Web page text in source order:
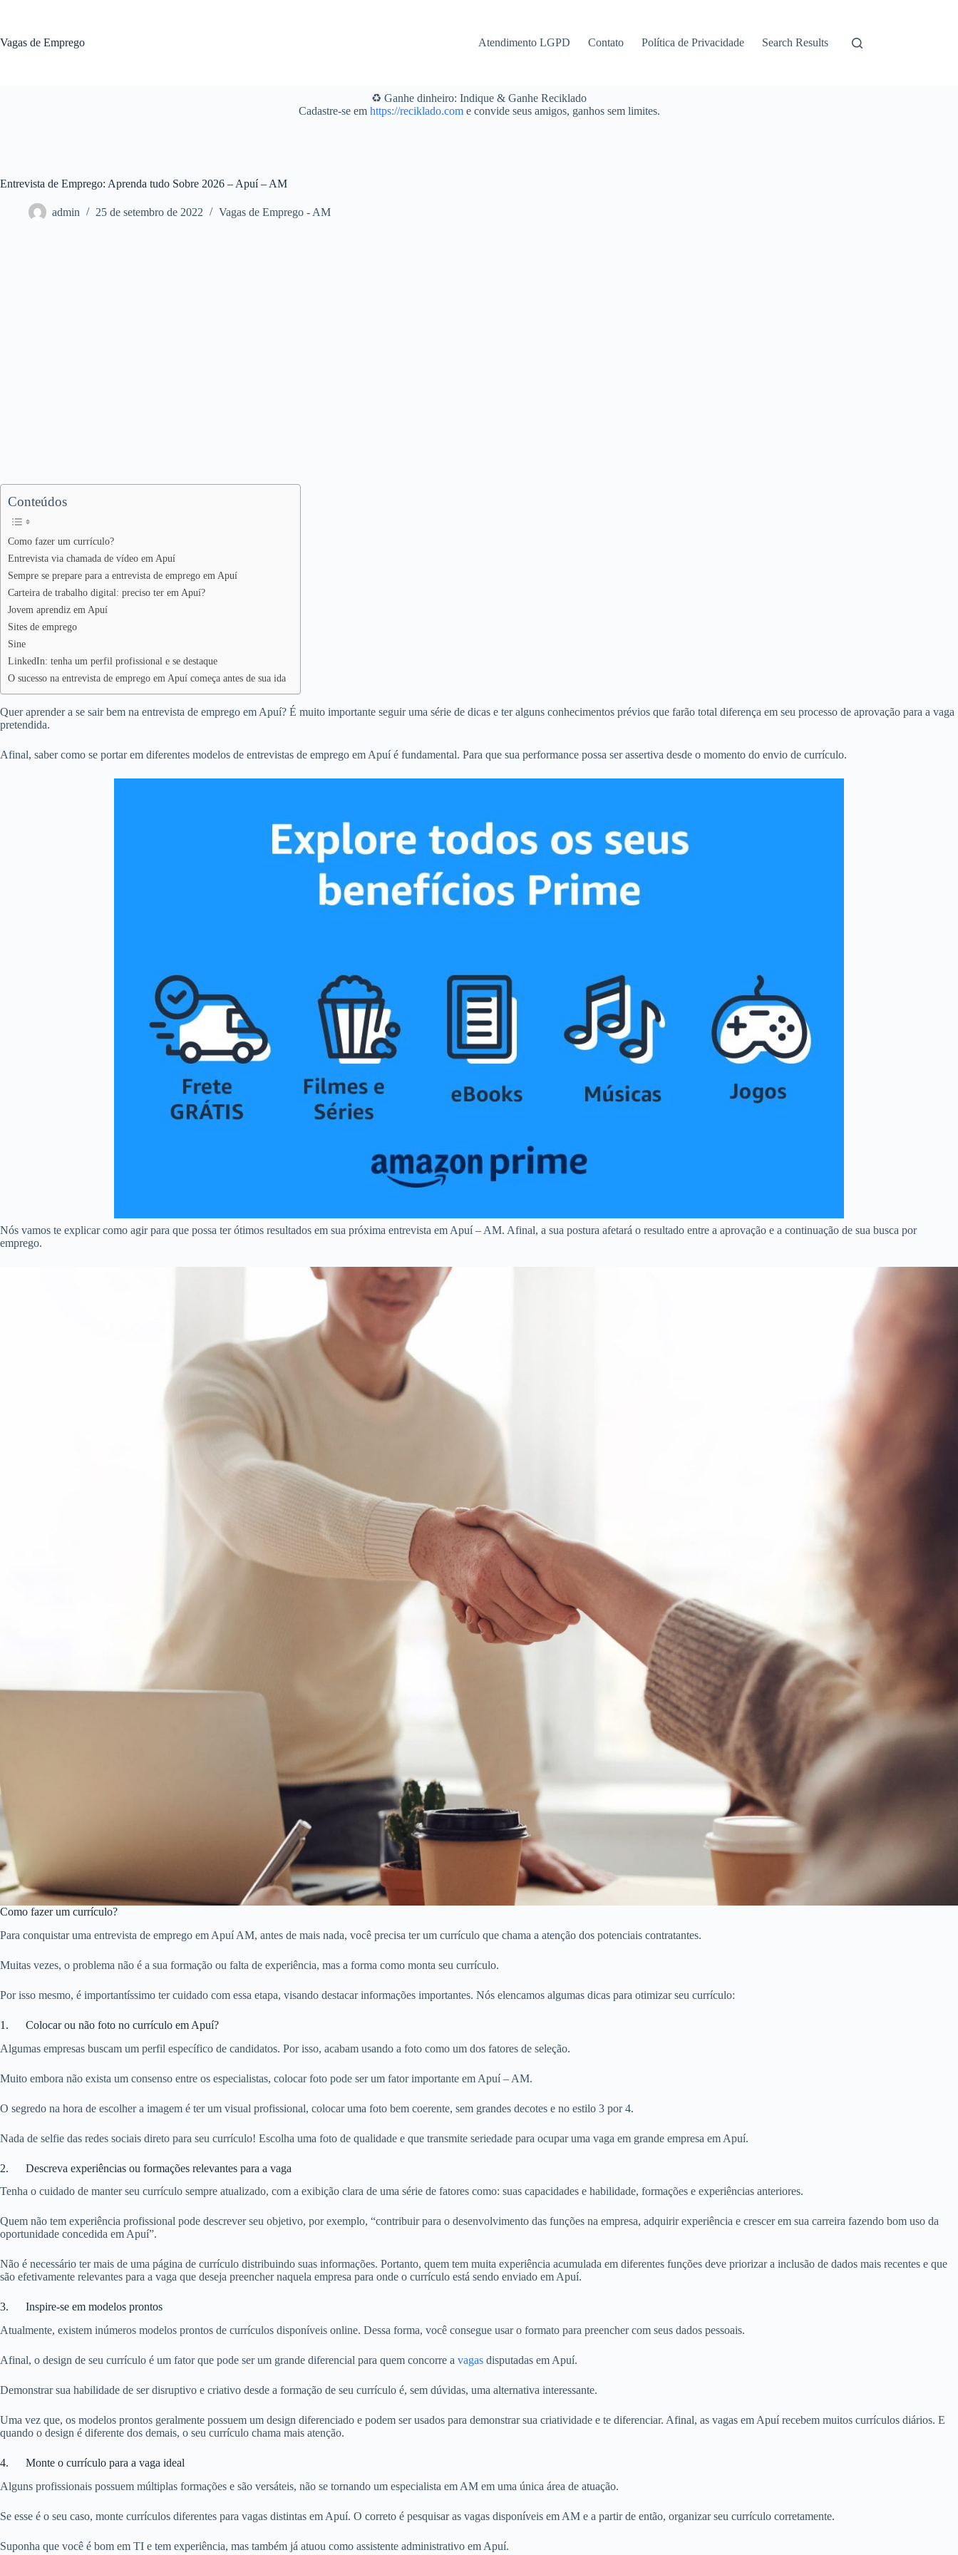
conteúdo
Vagas de Emprego Atendimento LGPD Contato Política de Privacidade Search Results
♻️ Ganhe dinheiro: Indique & Ganhe Reciklado
Cadastre-se em https://reciklado.come convide seus amigos, ganhos sem limites.
Entrevista de Emprego: Aprenda tudo Sobre 2026 – Apuí – AM
admin 25 de setembro de 2022 Vagas de Emprego - AM
Conteúdos
Como fazer um currículo?
Entrevista via chamada de vídeo em Apuí
Sempre se prepare para a entrevista de emprego em Apuí
Carteira de trabalho digital: preciso ter em Apuí?
Jovem aprendiz em Apuí
Sites de emprego
Sine
LinkedIn: tenha um perfil profissional e se destaque
O sucesso na entrevista de emprego em Apuí começa antes de sua ida
Quer aprender a se sair bem na entrevista de emprego em Apuí? É muito importante seguir uma série de dicas e ter alguns conhecimentos prévios que farão total diferença em seu processo de aprovação para a vaga
pretendida.
Afinal, saber como se portar em diferentes modelos de entrevistas de emprego em Apuí é fundamental. Para que sua performance possa ser assertiva desde o momento do envio de currículo.
Nós vamos te explicar como agir para que possa ter ótimos resultados em sua próxima entrevista em Apuí – AM. Afinal, a sua postura afetará o resultado entre a aprovação e a continuação de sua busca por
emprego.
Como fazer um currículo?
Para conquistar uma entrevista de emprego em Apuí AM, antes de mais nada, você precisa ter um currículo que chama a atenção dos potenciais contratantes.
Muitas vezes, o problema não é a sua formação ou falta de experiência, mas a forma como monta seu currículo.
Por isso mesmo, é importantíssimo ter cuidado com essa etapa, visando destacar informações importantes. Nós elencamos algumas dicas para otimizar seu currículo:
1. Colocar ou não foto no currículo em Apuí?
Algumas empresas buscam um perfil específico de candidatos. Por isso, acabam usando a foto como um dos fatores de seleção.
Muito embora não exista um consenso entre os especialistas, colocar foto pode ser um fator importante em Apuí – AM.
O segredo na hora de escolher a imagem é ter um visual profissional, colocar uma foto bem coerente, sem grandes decotes e no estilo 3 por 4.
Nada de selfie das redes sociais direto para seu currículo! Escolha uma foto de qualidade e que transmite seriedade para ocupar uma vaga em grande empresa em Apuí.
2. Descreva experiências ou formações relevantes para a vaga
Tenha o cuidado de manter seu currículo sempre atualizado, com a exibição clara de uma série de fatores como: suas capacidades e habilidade, formações e experiências anteriores.
Quem não tem experiência profissional pode descrever seu objetivo, por exemplo, “contribuir para o desenvolvimento das funções na empresa, adquirir experiência e crescer em sua carreira fazendo bom uso da
oportunidade concedida em Apuí”.
Não é necessário ter mais de uma página de currículo distribuindo suas informações. Portanto, quem tem muita experiência acumulada em diferentes funções deve priorizar a inclusão de dados mais recentes e que
são efetivamente relevantes para a vaga que deseja preencher naquela empresa para onde o currículo está sendo enviado em Apuí.
3. Inspire-se em modelos prontos
Atualmente, existem inúmeros modelos prontos de currículos disponíveis online. Dessa forma, você consegue usar o formato para preencher com seus dados pessoais.
Afinal, o design de seu currículo é um fator que pode ser um grande diferencial para quem concorre a vagas disputadas em Apuí.
Demonstrar sua habilidade de ser disruptivo e criativo desde a formação de seu currículo é, sem dúvidas, uma alternativa interessante.
Uma vez que, os modelos prontos geralmente possuem um design diferenciado e podem ser usados para demonstrar sua criatividade e te diferenciar. Afinal, as vagas em Apuí recebem muitos currículos diários. E
quando o design é diferente dos demais, o seu currículo chama mais atenção.
4. Monte o currículo para a vaga ideal
Alguns profissionais possuem múltiplas formações e são versáteis, não se tornando um especialista em AM em uma única área de atuação.
Se esse é o seu caso, monte currículos diferentes para vagas distintas em Apuí. O correto é pesquisar as vagas disponíveis em AM e a partir de então, organizar seu currículo corretamente.
Suponha que você é bom em TI e tem experiência, mas também já atuou como assistente administrativo em Apuí.